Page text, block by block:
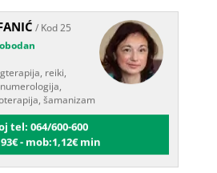
/ Kod 25
reiki,
šamanizam
tel: 064/600-600
- mob:1,12€ min